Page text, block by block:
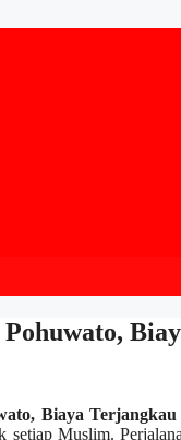
Biaya Terjangkau
Muslim.